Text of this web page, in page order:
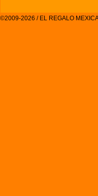
©2009-2026 / EL REGALO